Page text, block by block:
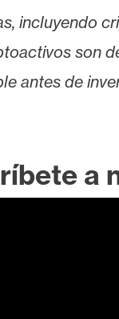
incluyendo
son
antes de
a